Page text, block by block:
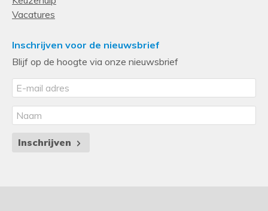
Poorten & interfaces
8
Opslagmedia
Soorten RAID
Opslag schijfgrootte
2.5"
Vacatures
Inschrijven voor de nieuwsbrief
Blijf op de hoogte via onze nieuwsbrief
Inschrijven